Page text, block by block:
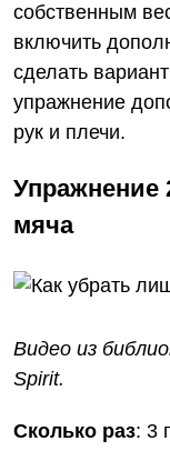
собственным
включить
сделать
упражнение
рук и плечи.
Упражнение
мяча
Видео из
Spirit.
Сколько раз: 3